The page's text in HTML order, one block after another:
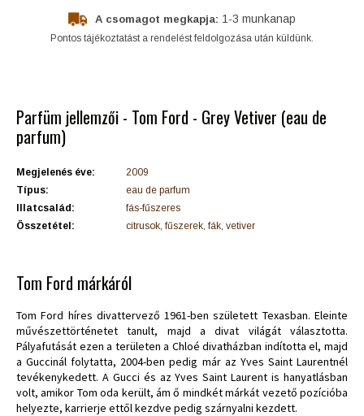
A csomagot megkapja: 1-3 munkanap
Pontos tájékoztatást a rendelést feldolgozása után küldünk.
Parfüm jellemzői - Tom Ford - Grey Vetiver (eau de
parfum)
Megjelenés éve:
2009
Típus:
eau de parfum
Illatcsalád:
fás-fűszeres
Összetétel:
citrusok, fűszerek, fák, vetiver
Tom Ford márkáról
Tom Ford híres divattervező 1961-ben született Texasban. Eleinte
művészettörténetet tanult, majd a divat világát választotta.
Pályafutását ezen a területen a Chloé divatházban indította el, majd
a Guccinál folytatta, 2004-ben pedig már az Yves Saint Laurentnél
tevékenykedett. A Gucci és az Yves Saint Laurent is hanyatlásban
volt, amikor Tom oda került, ám ő mindkét márkát vezető pozícióba
helyezte, karrierje ettől kezdve pedig szárnyalni kezdett.